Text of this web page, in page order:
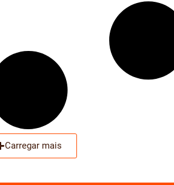
Carregar mais